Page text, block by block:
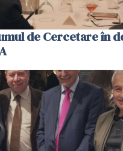
de Cercetare în